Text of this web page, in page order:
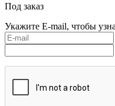
Под заказ
Укажите E-mail, чтобы